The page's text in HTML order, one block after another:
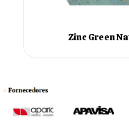
Zinc Green